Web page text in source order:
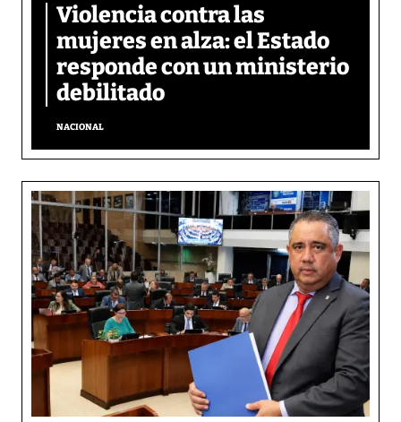
Violencia contra las
mujeres en alza: el Estado
responde con un ministerio
debilitado
NACIONAL